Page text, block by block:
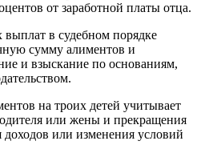
от заработной платы отца.
в судебном порядке
сумму алиментов и
и взыскание по основаниям,
на троих детей учитывает
или жены и прекращения
или изменения условий